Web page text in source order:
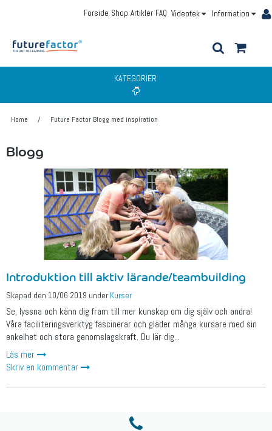
Information
Videotek
FAQ
Artikler
Shop
Forside
KATEGORIER
Home / Future Factor Blogg med inspiration
Blogg
Introduktion till aktiv lärande/teambuilding
Skapad den 10/06 2019 under Kurser
Se, lyssna och känn dig fram till mer kunskap om dig själv och andra!
Våra faciliteringsverktyg fascinerar och gläder många kursare med sin
enkelhet och stora genomslagskraft. Du lär dig...
Läs mer
Skriv en kommentar